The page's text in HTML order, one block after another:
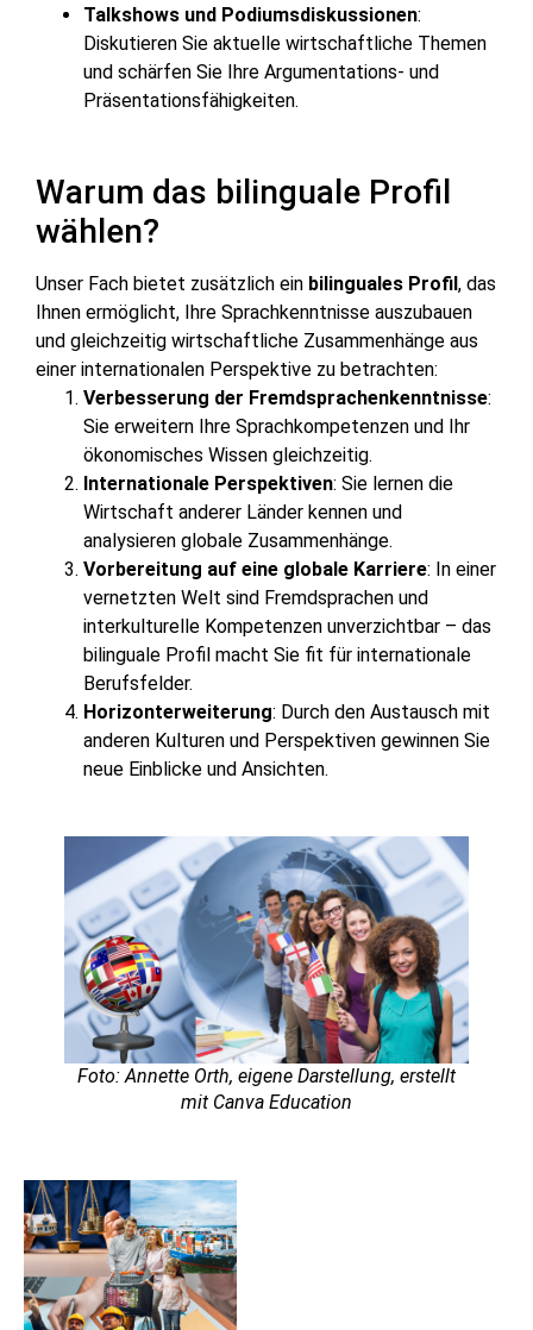
Talkshows und Podiumsdiskussionen:
Diskutieren Sie aktuelle wirtschaftliche Themen
und schärfen Sie Ihre Argumentations- und
Präsentationsfähigkeiten.
Warum das bilinguale Profil
wählen?
Unser Fach bietet zusätzlich ein bilinguales Profil, das
Ihnen ermöglicht, Ihre Sprachkenntnisse auszubauen
und gleichzeitig wirtschaftliche Zusammenhänge aus
einer internationalen Perspektive zu betrachten:
Verbesserung der Fremdsprachenkenntnisse:
Sie erweitern Ihre Sprachkompetenzen und Ihr
ökonomisches Wissen gleichzeitig.
Internationale Perspektiven: Sie lernen die
Wirtschaft anderer Länder kennen und
analysieren globale Zusammenhänge.
Vorbereitung auf eine globale Karriere: In einer
vernetzten Welt sind Fremdsprachen und
interkulturelle Kompetenzen unverzichtbar – das
bilinguale Profil macht Sie fit für internationale
Berufsfelder.
Horizonterweiterung: Durch den Austausch mit
anderen Kulturen und Perspektiven gewinnen Sie
neue Einblicke und Ansichten.
Foto: Annette Orth, eigene Darstellung, erstellt
mit Canva Education